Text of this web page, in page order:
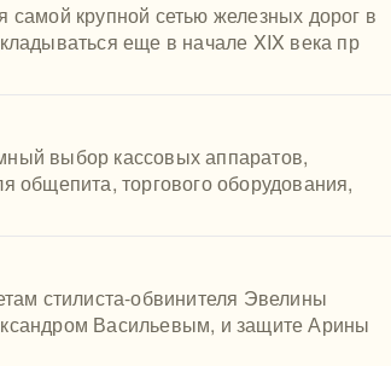
крупной сетью железных дорог в
еще в начале XIX века пр
выбор кассовых аппаратов,
общепита, торгового оборудования,
стилиста-обвинителя Эвелины
Васильевым, и защите Арины